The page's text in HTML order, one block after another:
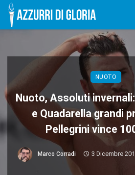
NUOTO
Nuoto, Assoluti
e Quadarella grandi
Pellegrini vince
Marco Corradi 3 Dicembre